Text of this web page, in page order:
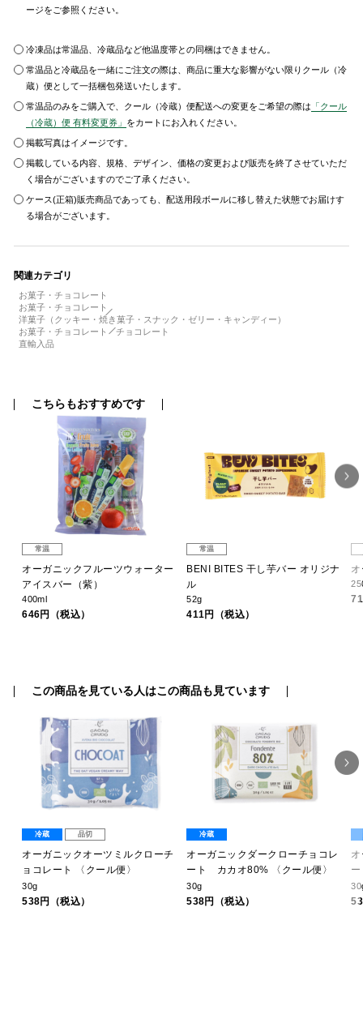
ージをご参照ください。
冷凍品は常温品、冷蔵品など他温度帯との同梱はできません。
常温品と冷蔵品を一緒にご注文の際は、商品に重大な影響がない限りクール（冷
蔵）便として一括梱包発送いたします。
常温品のみをご購入で、クール（冷蔵）便配送への変更をご希望の際は 「クール
（冷蔵）便 有料変更券」 をカートにお入れください。
掲載写真はイメージです。
掲載している内容、規格、デザイン、価格の変更および販売を終了させていただ
く場合がございますのでご了承ください。
ケース(正箱)販売商品であっても、配送用段ボールに移し替えた状態でお届けす
る場合がございます。
関連カテゴリ
お菓子・チョコレート
お菓子・チョコレート
洋菓子（クッキー・焼き菓子・スナック・ゼリー・キャンディー）
お菓子・チョコレート
チョコレート
直輸入品
こちらもおすすめです
常温
オーガニックフルーツウォーター
アイスバー（紫）
400ml
646円（税込）
常温
BENI BITES 干し芋バー オリジナ
ル
52g
411円（税込）
この商品を見ている人はこの商品も見ています
冷蔵 品切
オーガニックオーツミルクローチ
ョコレート 〈クール便〉
30g
538円（税込）
冷蔵
オーガニックダークローチョコレ
ート カカオ80% 〈クール便〉
30g
538円（税込）